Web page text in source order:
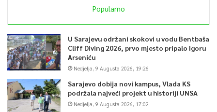
Popularno
U Sarajevu održani skokovi u vodu Bentbaša
Cliff Diving 2026, prvo mjesto pripalo Igoru
Arseniću
Nedjelja, 9 Augusta 2026, 19:26
Sarajevo dobija novi kampus, Vlada KS
podržala najveći projekt u historiji UNSA
Nedjelja, 9 Augusta 2026, 17:02